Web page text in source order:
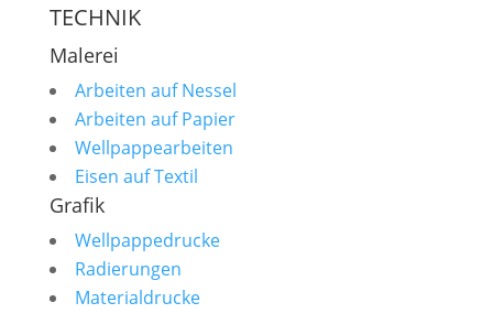
TECHNIK
Malerei
Arbeiten auf Nessel
Arbeiten auf Papier
Wellpappearbeiten
Eisen auf Textil
Grafik
Wellpappedrucke
Radierungen
Materialdrucke